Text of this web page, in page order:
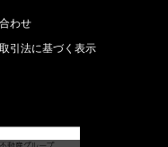
わせ
引法に基づく表示